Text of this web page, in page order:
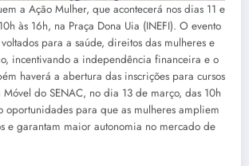
a Ação Mulher, que acontecerá nos dias 11 e
às 16h, na Praça Dona Uia (INEFI). O evento
para a saúde, direitos das mulheres e
incentivando a independência financeira e o
haverá a abertura das inscrições para cursos
Móvel do SENAC, no dia 13 de março, das 10h
oportunidades para que as mulheres ampliem
e garantam maior autonomia no mercado de